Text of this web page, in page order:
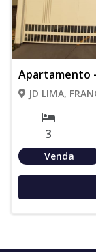
Apartamento -
JD LIMA,
3
Venda